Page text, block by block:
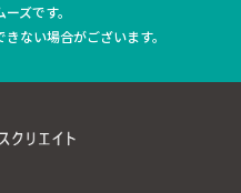
ズです。
ない場合がございます。